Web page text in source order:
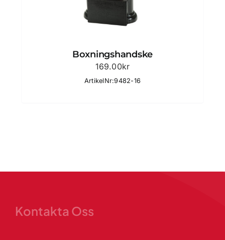
Boxningshandske
169.00kr
ArtikelNr:9482-16
Kontakta Oss